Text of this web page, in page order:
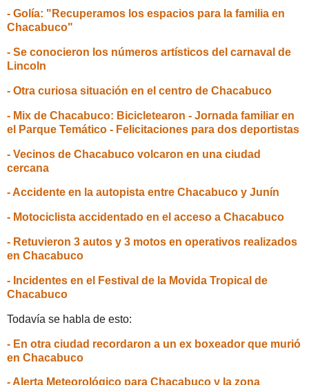
- Golía: "Recuperamos los espacios para la familia en
Chacabuco"
- Se conocieron los números artísticos del carnaval de
Lincoln
- Otra curiosa situación en el centro de Chacabuco
- Mix de Chacabuco: Bicicletearon - Jornada familiar en
el Parque Temático - Felicitaciones para dos deportistas
- Vecinos de Chacabuco volcaron en una ciudad
cercana
- Accidente en la autopista entre Chacabuco y Junín
- Motociclista accidentado en el acceso a Chacabuco
- Retuvieron 3 autos y 3 motos en operativos realizados
en Chacabuco
- Incidentes en el Festival de la Movida Tropical de
Chacabuco
Todavía se habla de esto:
- En otra ciudad recordaron a un ex boxeador que murió
en Chacabuco
- Alerta Meteorológico para Chacabuco y la zona